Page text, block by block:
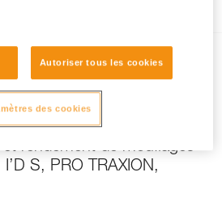
et rendement de mouflages
S, PRO TRAXION,
Autoriser tous les cookies
des cookies